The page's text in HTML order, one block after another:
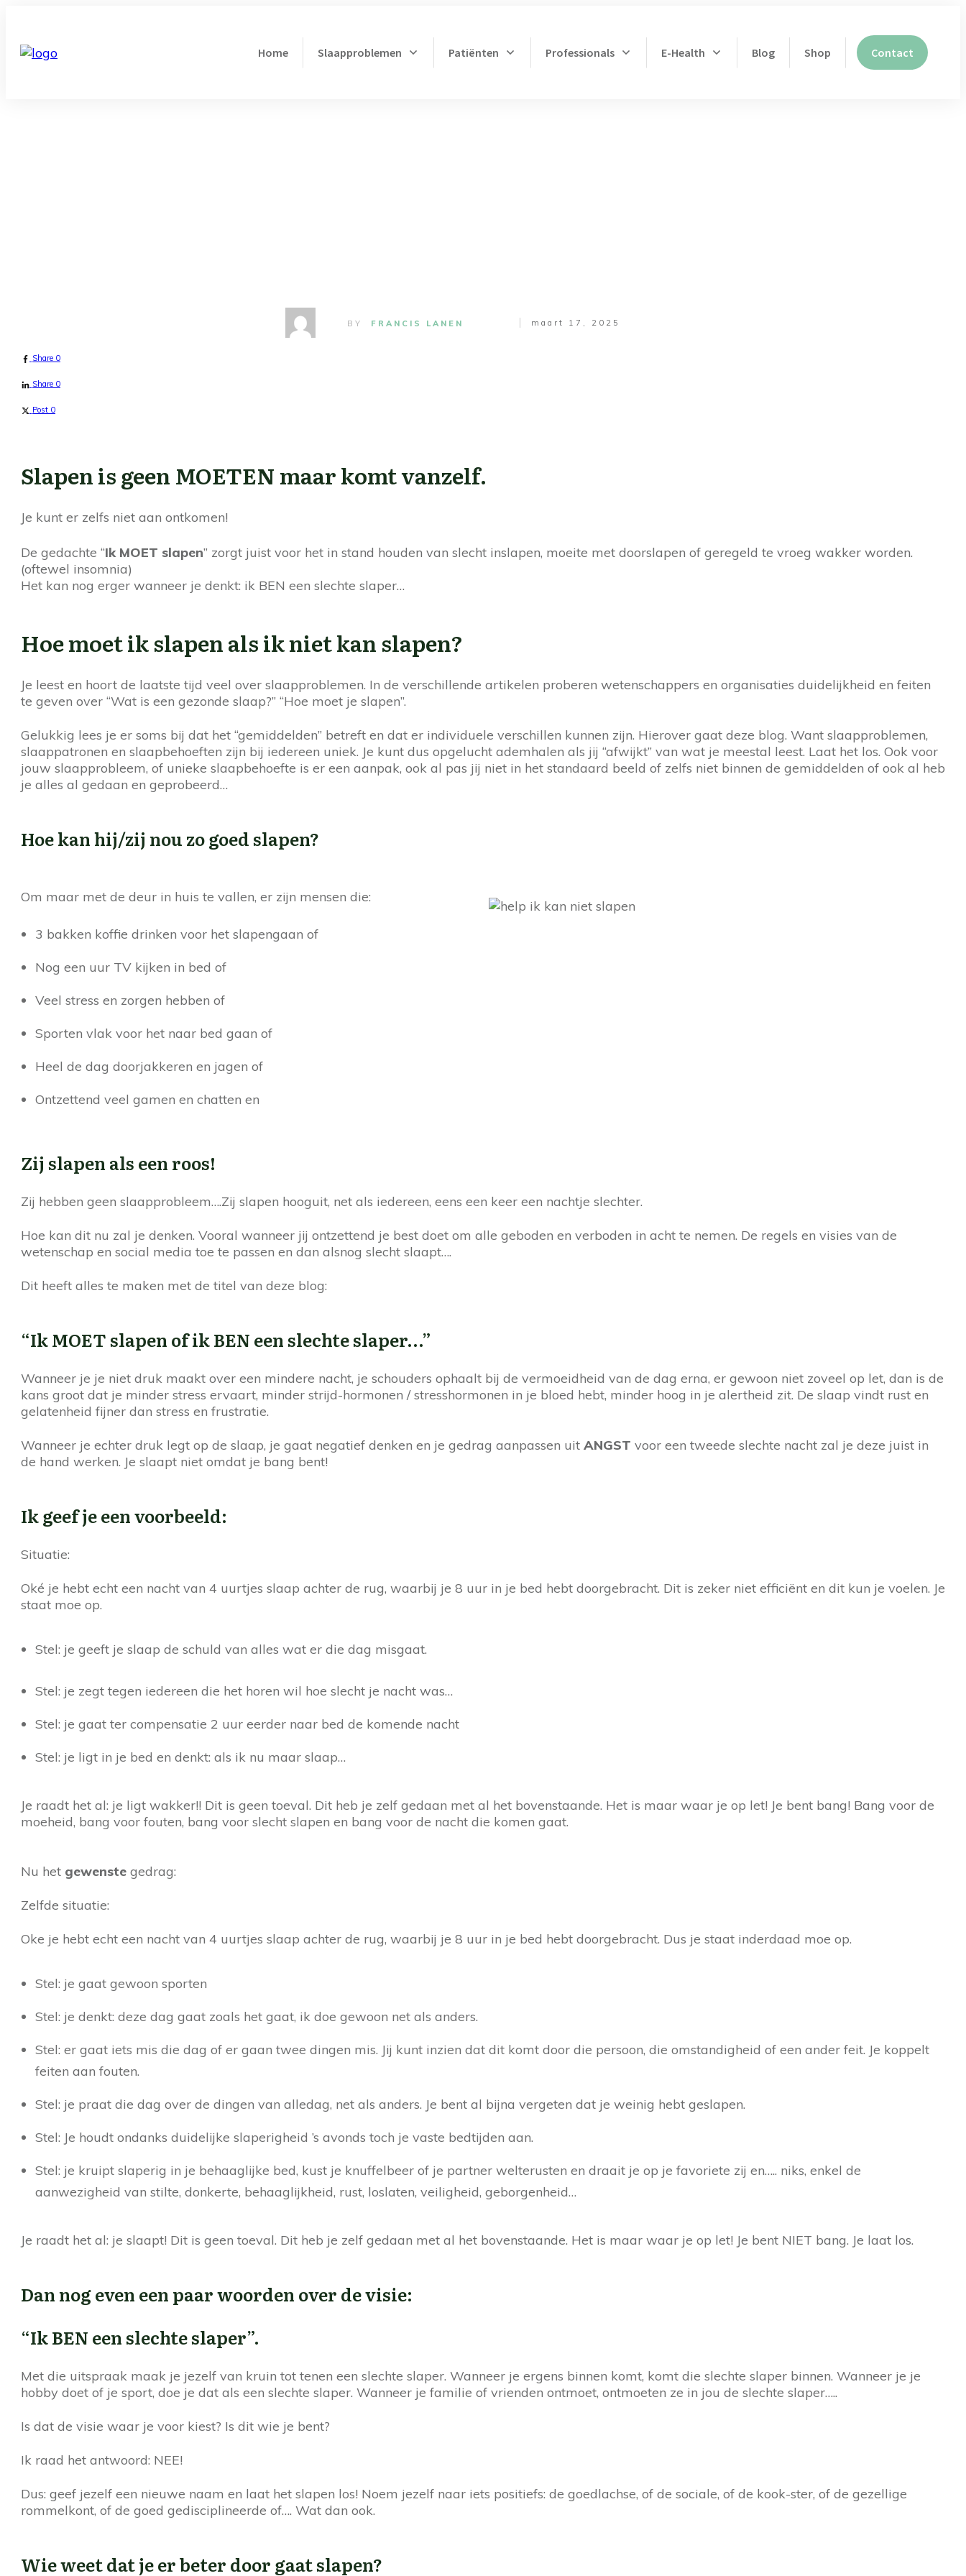
Home Slaapproblemen Patiënten Professionals E-Health Blog Shop Contact
BY FRANCIS LANEN maart 17, 2025
Share 0
Share 0
Post 0
Slapen is geen MOETEN maar komt vanzelf.
Je kunt er zelfs niet aan ontkomen!
De gedachte “Ik MOET slapen” zorgt juist voor het in stand houden van slecht inslapen, moeite met doorslapen of geregeld te vroeg wakker worden.
(oftewel insomnia)
Het kan nog erger wanneer je denkt: ik BEN een slechte slaper…
Hoe moet ik slapen als ik niet kan slapen?
Je leest en hoort de laatste tijd veel over slaapproblemen. In de verschillende artikelen proberen wetenschappers en organisaties duidelijkheid en feiten
te geven over “Wat is een gezonde slaap?” “Hoe moet je slapen”.
Gelukkig lees je er soms bij dat het “gemiddelden” betreft en dat er individuele verschillen kunnen zijn. Hierover gaat deze blog. Want slaapproblemen,
slaappatronen en slaapbehoeften zijn bij iedereen uniek. Je kunt dus opgelucht ademhalen als jij “afwijkt” van wat je meestal leest. Laat het los. Ook voor
jouw slaapprobleem, of unieke slaapbehoefte is er een aanpak, ook al pas jij niet in het standaard beeld of zelfs niet binnen de gemiddelden of ook al heb
je alles al gedaan en geprobeerd…
Hoe kan hij/zij nou zo goed slapen?
Om maar met de deur in huis te vallen, er zijn mensen die:
3 bakken koffie drinken voor het slapengaan of
Nog een uur TV kijken in bed of
Veel stress en zorgen hebben of
Sporten vlak voor het naar bed gaan of
Heel de dag doorjakkeren en jagen of
Ontzettend veel gamen en chatten en
Zij slapen als een roos!
Zij hebben geen slaapprobleem….Zij slapen hooguit, net als iedereen, eens een keer een nachtje slechter.
Hoe kan dit nu zal je denken. Vooral wanneer jij ontzettend je best doet om alle geboden en verboden in acht te nemen. De regels en visies van de
wetenschap en social media toe te passen en dan alsnog slecht slaapt….
Dit heeft alles te maken met de titel van deze blog:
“Ik MOET slapen of ik BEN een slechte slaper…”
Wanneer je je niet druk maakt over een mindere nacht, je schouders ophaalt bij de vermoeidheid van de dag erna, er gewoon niet zoveel op let, dan is de
kans groot dat je minder stress ervaart, minder strijd-hormonen / stresshormonen in je bloed hebt, minder hoog in je alertheid zit. De slaap vindt rust en
gelatenheid fijner dan stress en frustratie.
Wanneer je echter druk legt op de slaap, je gaat negatief denken en je gedrag aanpassen uit ANGST voor een tweede slechte nacht zal je deze juist in
de hand werken. Je slaapt niet omdat je bang bent!
Ik geef je een voorbeeld:
Situatie:
Oké je hebt echt een nacht van 4 uurtjes slaap achter de rug, waarbij je 8 uur in je bed hebt doorgebracht. Dit is zeker niet efficiënt en dit kun je voelen. Je
staat moe op.
Stel: je geeft je slaap de schuld van alles wat er die dag misgaat.
Stel: je zegt tegen iedereen die het horen wil hoe slecht je nacht was…
Stel: je gaat ter compensatie 2 uur eerder naar bed de komende nacht
Stel: je ligt in je bed en denkt: als ik nu maar slaap…
Je raadt het al: je ligt wakker!! Dit is geen toeval. Dit heb je zelf gedaan met al het bovenstaande. Het is maar waar je op let! Je bent bang! Bang voor de
moeheid, bang voor fouten, bang voor slecht slapen en bang voor de nacht die komen gaat.
Nu het gewenste gedrag:
Zelfde situatie:
Oke je hebt echt een nacht van 4 uurtjes slaap achter de rug, waarbij je 8 uur in je bed hebt doorgebracht. Dus je staat inderdaad moe op.
Stel: je gaat gewoon sporten
Stel: je denkt: deze dag gaat zoals het gaat, ik doe gewoon net als anders.
Stel: er gaat iets mis die dag of er gaan twee dingen mis. Jij kunt inzien dat dit komt door die persoon, die omstandigheid of een ander feit. Je koppelt
feiten aan fouten.
Stel: je praat die dag over de dingen van alledag, net als anders. Je bent al bijna vergeten dat je weinig hebt geslapen.
Stel: Je houdt ondanks duidelijke slaperigheid ’s avonds toch je vaste bedtijden aan.
Stel: je kruipt slaperig in je behaaglijke bed, kust je knuffelbeer of je partner welterusten en draait je op je favoriete zij en….. niks, enkel de
aanwezigheid van stilte, donkerte, behaaglijkheid, rust, loslaten, veiligheid, geborgenheid…
Je raadt het al: je slaapt! Dit is geen toeval. Dit heb je zelf gedaan met al het bovenstaande. Het is maar waar je op let! Je bent NIET bang. Je laat los.
Dan nog even een paar woorden over de visie:
“Ik BEN een slechte slaper”.
Met die uitspraak maak je jezelf van kruin tot tenen een slechte slaper. Wanneer je ergens binnen komt, komt die slechte slaper binnen. Wanneer je je
hobby doet of je sport, doe je dat als een slechte slaper. Wanneer je familie of vrienden ontmoet, ontmoeten ze in jou de slechte slaper…..
Is dat de visie waar je voor kiest? Is dit wie je bent?
Ik raad het antwoord: NEE!
Dus: geef jezelf een nieuwe naam en laat het slapen los! Noem jezelf naar iets positiefs: de goedlachse, of de sociale, of de kook-ster, of de gezellige
rommelkont, of de goed gedisciplineerde of…. Wat dan ook.
Wie weet dat je er beter door gaat slapen?